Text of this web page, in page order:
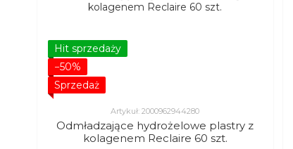
Hit sprzedaży
−50%
Sprzedaż
Artykuł: 2000962944280
Odmładzające hydrożelowe plastry z
kolagenem Reclaire 60 szt.